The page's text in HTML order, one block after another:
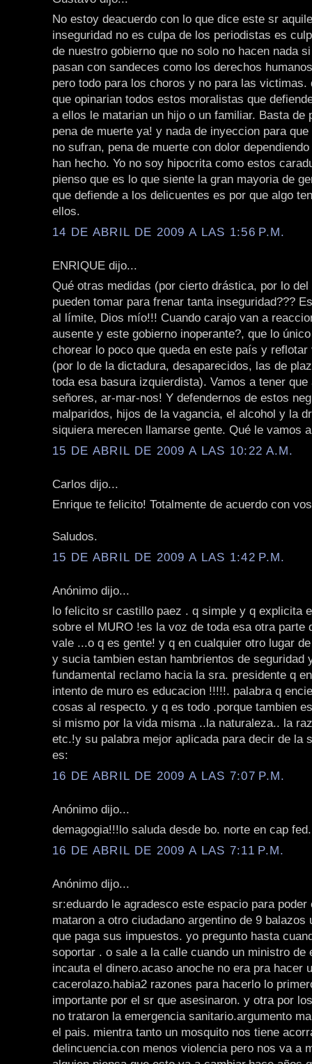
No estoy deacuerdo con lo que dice este sr
inseguridad no es culpa de los periodistas es
de nuestro gobierno que no solo no hacen nada
pasan con sandeces como los derechos
pero todo para los choros y no para las victimas.
que opinarian todos estos moralistas que
a ellos le matarian un hijo o un familiar. Basta de
pena de muerte ya! y nada de inyeccion para
no sufran, pena de muerte con dolor
han hecho. Yo no soy hipocrita como estos
pienso que es lo que siente la gran mayoria de
que defiende a los delicuentes es por que algo
ellos.
14 DE ABRIL DE 2009 A LAS 1:56 P.M.
ENRIQUE dijo...
Qué otras medidas (por cierto drástica, por lo
pueden tomar para frenar tanta inseguridad???
al límite, Dios mío!!! Cuando carajo van a
ausente y este gobierno inoperante?, que lo
chorear lo poco que queda en este país y
(por lo de la dictadura, desaparecidos, las de
toda esa basura izquierdista). Vamos a tener que
señores, ar-mar-nos! Y defendernos de estos
malparidos, hijos de la vagancia, el alcohol y la
siquiera merecen llamarse gente. Qué le vamos
15 DE ABRIL DE 2009 A LAS 10:22 A.M.
Carlos dijo...
Enrique te felicito! Totalmente de acuerdo con
Saludos.
15 DE ABRIL DE 2009 A LAS 1:42 P.M.
Anónimo dijo...
lo felicito sr castillo paez . q simple y q explicita
sobre el MURO !es la voz de toda esa otra parte
vale ...o q es gente! y q en cualquier otro lugar
y sucia tambien estan hambrientos de seguridad
fundamental reclamo hacia la sra. presidente q
intento de muro es educacion !!!!!. palabra q
cosas al respecto. y q es todo .porque tambien
si mismo por la vida misma ..la naturaleza.. la
etc.!y su palabra mejor aplicada para decir de la
es:
16 DE ABRIL DE 2009 A LAS 7:07 P.M.
Anónimo dijo...
demagogia!!!lo saluda desde bo. norte en cap
16 DE ABRIL DE 2009 A LAS 7:11 P.M.
Anónimo dijo...
sr:eduardo le agradesco este espacio para poder
mataron a otro ciudadano argentino de 9 balazos
que paga sus impuestos. yo pregunto hasta
soportar . o sale a la calle cuando un ministro de
incauta el dinero.acaso anoche no era pra hacer
cacerolazo.habia2 razones para hacerlo lo
importante por el sr que asesinaron. y otra por
no trataron la emergencia sanitario.argumento
el pais. mientra tanto un mosquito nos tiene
delincuencia.con menos violencia pero nos va a